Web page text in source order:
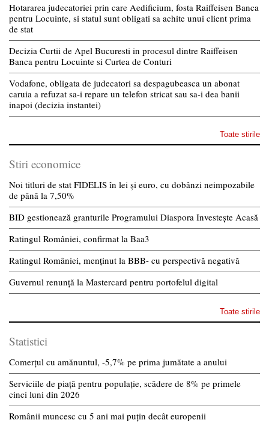
Hotararea judecatoriei prin care Aedificium, fosta Raiffeisen Banca
pentru Locuinte, si statul sunt obligati sa achite unui client prima
de stat
Decizia Curtii de Apel Bucuresti in procesul dintre Raiffeisen
Banca pentru Locuinte si Curtea de Conturi
Vodafone, obligata de judecatori sa despagubeasca un abonat
caruia a refuzat sa-i repare un telefon stricat sau sa-i dea banii
inapoi (decizia instantei)
Toate stirile
Stiri economice
Noi titluri de stat FIDELIS în lei și euro, cu dobânzi neimpozabile
de pânã la 7,50%
BID gestionează granturile Programului Diaspora Investește Acasă
Ratingul României, confirmat la Baa3
Ratingul României, menținut la BBB- cu perspectivă negativă
Guvernul renunță la Mastercard pentru portofelul digital
Toate stirile
Statistici
Comerțul cu amănuntul, -5,7% pe prima jumătate a anului
Serviciile de piață pentru populație, scădere de 8% pe primele
cinci luni din 2026
Românii muncesc cu 5 ani mai puțin decât europenii